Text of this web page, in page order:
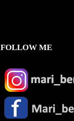
FOLLOW ME